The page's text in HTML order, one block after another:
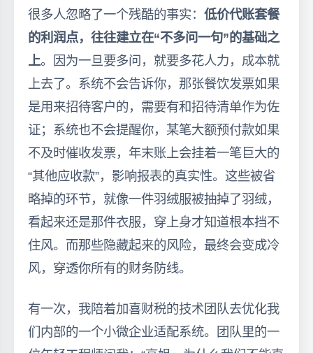
很多人忽略了一个残酷的事实： 低价代账套餐
的利润点，往往建立在“不多问一句”的基础之
上。因为一旦要多问，就要多花人力，成本就
上去了。系统不会告诉你，那张餐饮发票如果
是用来招待客户的，需要有和招待清单作为佐
证；系统也不会提醒你，某笔大额预付款如果
不及时催收发票，年末账上会挂着一笔巨大的
“其他应收款”，影响报表的真实性。这些被省
略掉的环节，就像一件羽绒服被抽掉了羽绒，
看起来还是那件衣服，穿上身才知道根本挡不
住风。而那些隐藏起来的风险，最终会变成冷
风，穿透你所有的财务防线。
有一次，我陪着加喜财税的技术团队去优化我
们内部的一个小微企业适配系统。团队里的一